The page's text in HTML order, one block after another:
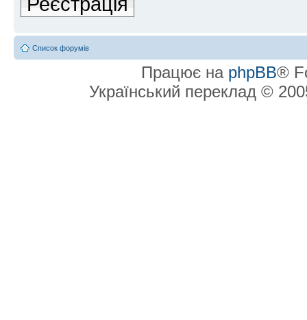
Список форумів
Працює на phpBB®
Український переклад ©